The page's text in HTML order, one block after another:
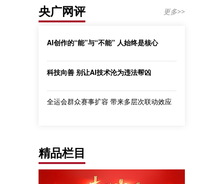
央广网评 更多>>
AI创作的“能”与“不能” 人始终是核心
科技向善 别让AI技术沦为违法帮凶
全运会群众赛事扩容 带来多层次联动效应
精品栏目